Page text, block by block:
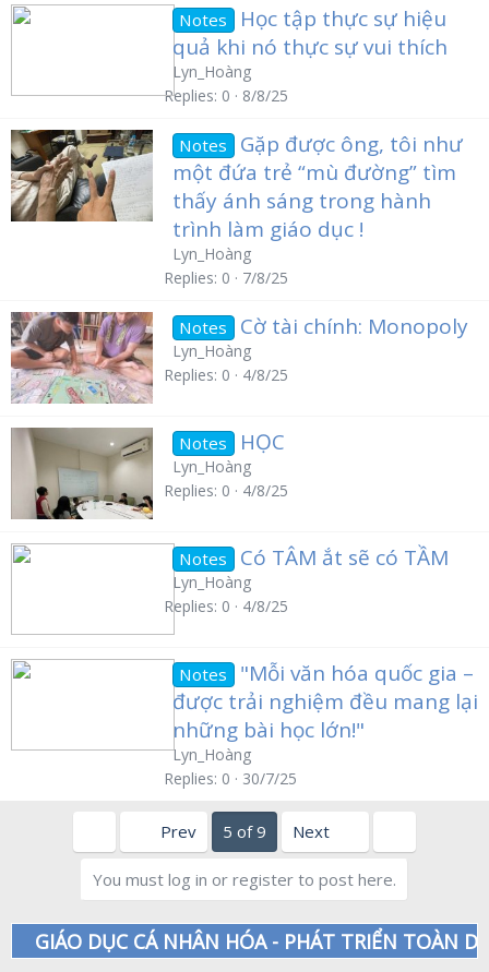
Notes
Học tập thực sự hiệu
quả khi nó thực sự vui thích
Lyn_Hoàng
Replies 0 8/8/25
Notes
Gặp được ông, tôi như
một đứa trẻ “mù đường” tìm
thấy ánh sáng trong hành
trình làm giáo dục !
Lyn_Hoàng
Replies 0 7/8/25
Notes Cờ tài chính: Monopoly
Lyn_Hoàng
Replies 0 4/8/25
Notes HỌC
Lyn_Hoàng
Replies 0 4/8/25
Notes Có TÂM ắt sẽ có TẦM
Lyn_Hoàng
Replies 0 4/8/25
Notes
"Mỗi văn hóa quốc gia –
được trải nghiệm đều mang lại
những bài học lớn!"
Lyn_Hoàng
Replies 0 30/7/25
Prev 5 of 9 Next
You must log in or register to post here.
GIÁO DỤC CÁ NHÂN HÓA - PHÁT TRIỂN TOÀN